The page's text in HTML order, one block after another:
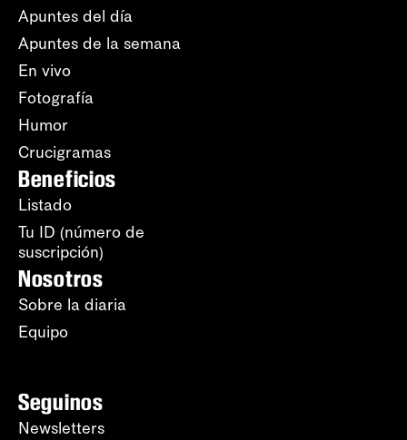
Apuntes del día
Apuntes de la semana
En vivo
Fotografía
Humor
Crucigramas
Beneficios
Listado
Tu ID (número de
suscripción)
Nosotros
Sobre la diaria
Equipo
Seguinos
Newsletters